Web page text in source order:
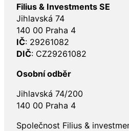
Filius & Investments SE
Jihlavská 74
140 00 Praha 4
IČ: 29261082
DIČ: CZ29261082
Osobní odběr
Jihlavská 74/200
140 00 Praha 4
Společnost Filius &